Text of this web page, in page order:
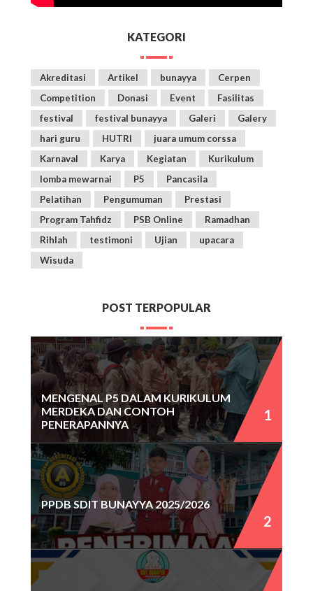
KATEGORI
Akreditasi Artikel bunayya
Cerpen
Competition
Donasi Event
Fasilitas
festival
festival bunayya Galeri
Galery
hari guru
HUTRI
juara umum corssa
Karnaval
Karya Kegiatan
Kurikulum
lomba mewarnai
P5
Pancasila
Pelatihan
Pengumuman
Prestasi
Program Tahfidz
PSB Online
Ramadhan
Rihlah
testimoni Ujian
upacara
Wisuda
POST TERPOPULAR
MENGENAL P5 DALAM KURIKULUM
MERDEKA DAN CONTOH
PENERAPANNYA
PPDB SDIT BUNAYYA 2025/2026